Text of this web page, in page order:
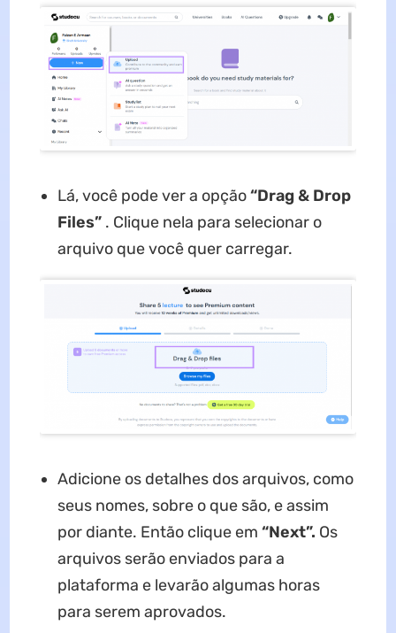
Lá, você pode ver a opção“Drag & Drop
Files”. Clique nela para selecionar o
arquivo que você quer carregar.
Adicione os detalhes dos arquivos, como
seus nomes, sobre o que são, e assim
por diante. Então clique em “Next”. Os
arquivos serão enviados para a
plataforma e levarão algumas horas
para serem aprovados.